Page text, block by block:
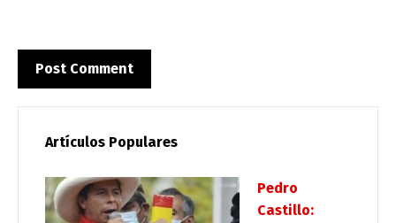
Artículos Populares
Pedro
Castillo: